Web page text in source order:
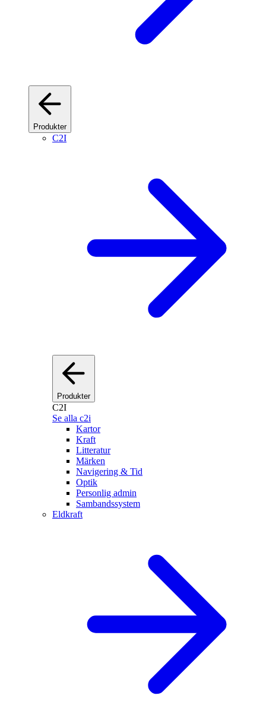
Produkter
C2I
Produkter
C2I
Se alla c2i
Kartor
Kraft
Litteratur
Märken
Navigering & Tid
Optik
Personlig admin
Sambandssystem
Eldkraft